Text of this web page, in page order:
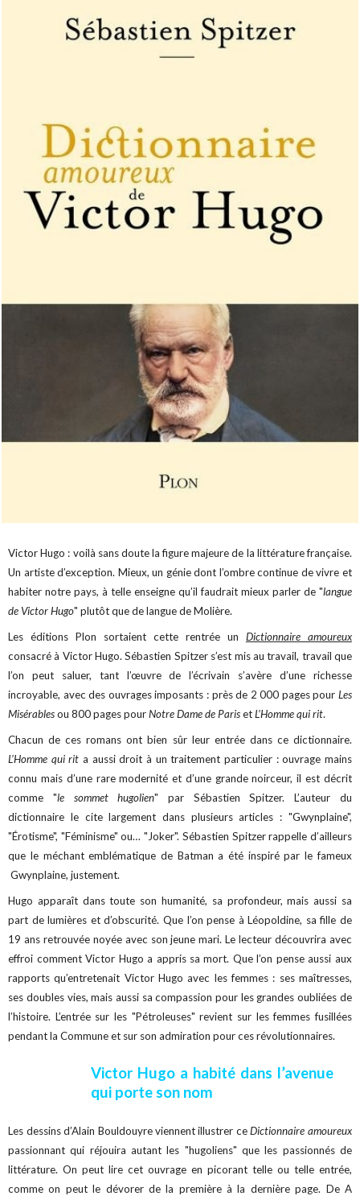
Victor Hugo : voilà sans doute la figure majeure de la littérature française.
Un artiste d’exception. Mieux, un génie dont l’ombre continue de vivre et
habiter notre pays, à telle enseigne qu’il faudrait mieux parler de "langue
de Victor Hugo" plutôt que de langue de Molière.
Les éditions Plon sortaient cette rentrée un Dictionnaire amoureux
consacré à Victor Hugo. Sébastien Spitzer s’est mis au travail, travail que
l’on peut saluer, tant l’œuvre de l’écrivain s’avère d’une richesse
incroyable, avec des ouvrages imposants : près de 2 000 pages pour Les
Misérablesou 800 pages pourNotre Dame de ParisetL’Homme qui rit.
Chacun de ces romans ont bien sûr leur entrée dans ce dictionnaire.
L’Homme qui rita aussi droit à un traitement particulier : ouvrage mains
connu mais d’une rare modernité et d’une grande noirceur, il est décrit
comme "le sommet hugolien" par Sébastien Spitzer. L’auteur du
dictionnaire le cite largement dans plusieurs articles : "Gwynplaine",
"Érotisme", "Féminisme" ou… "Joker". Sébastien Spitzer rappelle d’ailleurs
que le méchant emblématique de Batman a été inspiré par le fameux
Gwynplaine, justement.
Hugo apparaît dans toute son humanité, sa profondeur, mais aussi sa
part de lumières et d’obscurité. Que l’on pense à Léopoldine, sa fille de
19 ans retrouvée noyée avec son jeune mari. Le lecteur découvrira avec
effroi comment Victor Hugo a appris sa mort. Que l’on pense aussi aux
rapports qu’entretenait Victor Hugo avec les femmes : ses maîtresses,
ses doubles vies, mais aussi sa compassion pour les grandes oubliées de
l’histoire. L’entrée sur les "Pétroleuses" revient sur les femmes fusillées
pendant la Commune et sur son admiration pour ces révolutionnaires.
Victor Hugo a habité dans l’avenue
qui porte son nom
Les dessins d’Alain Bouldouyre viennent illustrer ceDictionnaire amoureux
passionnant qui réjouira autant les "hugoliens" que les passionnés de
littérature. On peut lire cet ouvrage en picorant telle ou telle entrée,
comme on peut le dévorer de la première à la dernière page. De A